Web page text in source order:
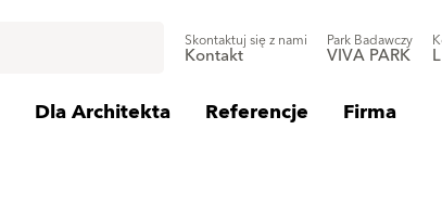
Skontaktuj się z nami
Kontakt
Park Badawczy
VIVA PARK
Dla Architekta Referencje Firma